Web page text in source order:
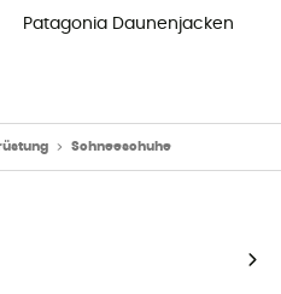
Patagonia Daunenjacken
Schneeschuhe